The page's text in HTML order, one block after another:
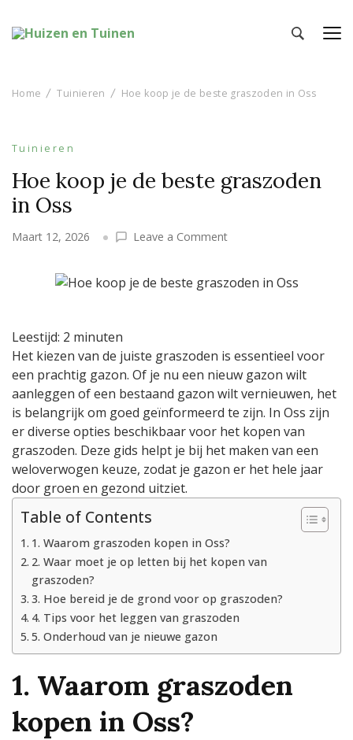
Home Tuinieren Hoe koop je de beste graszoden in Oss
Tuinieren
Hoe koop je de beste graszoden
in Oss
Maart 12, 2026 Leave a Commenton
je
in
Oss
Leestijd: 2 minuten
Het kiezen van de juiste graszoden is essentieel voor
een prachtig gazon. Of je nu een nieuw gazon wilt
aanleggen of een bestaand gazon wilt vernieuwen, het
is belangrijk om goed geïnformeerd te zijn. In Oss zijn
er diverse opties beschikbaar voor het kopen van
graszoden. Deze gids helpt je bij het maken van een
weloverwogen keuze, zodat je gazon er het hele jaar
door groen en gezond uitziet.
Table of Contents
1. Waarom graszoden kopen in Oss?
2. Waar moet je op letten bij het kopen van
graszoden?
3. Hoe bereid je de grond voor op graszoden?
4. Tips voor het leggen van graszoden
5. Onderhoud van je nieuwe gazon
1. Waarom graszoden
kopen in Oss?